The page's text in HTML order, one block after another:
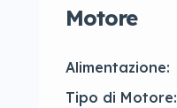
Motore
Alimentazione:
Tipo di Motore: